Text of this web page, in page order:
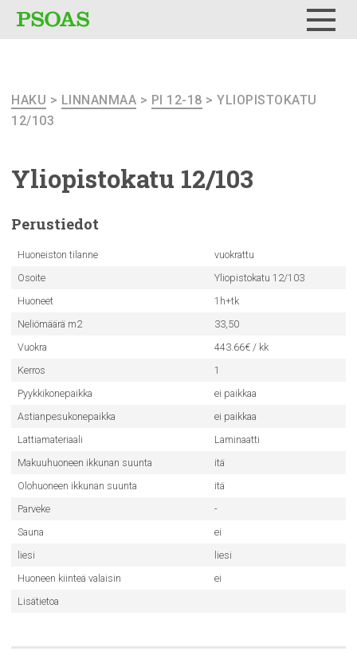
HAKU > LINNANMAA > PI 12-18 > YLIOPISTOKATU
12/103
Yliopistokatu 12/103
Perustiedot
Huoneiston tilanne
vuokrattu
Osoite
Yliopistokatu 12/103
Huoneet
1h+tk
Neliömäärä m2
33,50
Vuokra
443.66€ / kk
Kerros
1
Pyykkikonepaikka
ei paikkaa
Astianpesukonepaikka
ei paikkaa
Lattiamateriaali
Laminaatti
Makuuhuoneen ikkunan suunta
itä
Olohuoneen ikkunan suunta
itä
Parveke
-
Sauna
ei
liesi
liesi
Huoneen kiinteä valaisin
ei
Lisätietoa